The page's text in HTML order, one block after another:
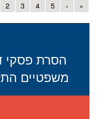
2 3 4 5 › »
הסרת פסקי
משפטיים התקשרו